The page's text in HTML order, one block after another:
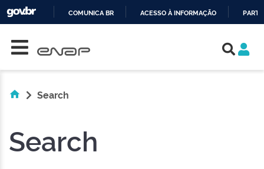
COMUNICA BR ACESSO À INFORMAÇÃO
Search
Search